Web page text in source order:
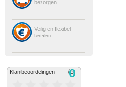
bezorgen
Veilig en flexibel
betalen